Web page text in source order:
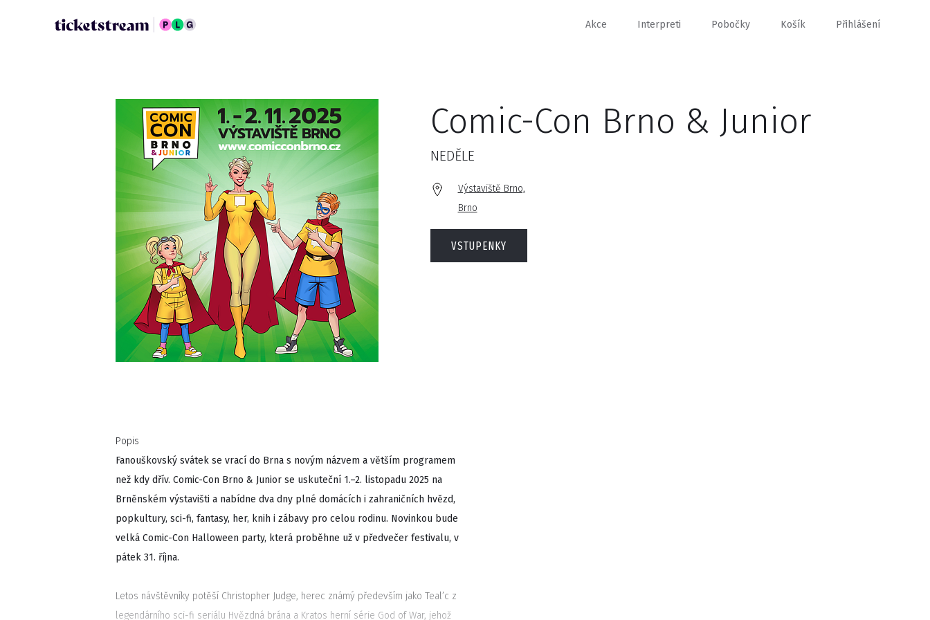
Akce Interpreti Pobočky Košík Přihlášení
Comic-Con Brno & Junior
NEDĚLE
Výstaviště Brno,
Brno
VSTUPENKY
Popis
Fanouškovský svátek se vrací do Brna s novým názvem a větším programem
než kdy dřív. Comic-Con Brno & Junior se uskuteční 1.–2. listopadu 2025 na
Brněnském výstavišti a nabídne dva dny plné domácích i zahraničních hvězd,
popkultury, sci-fi, fantasy, her, knih i zábavy pro celou rodinu. Novinkou bude
velká Comic-Con Halloween party, která proběhne už v předvečer festivalu, v
pátek 31. října.
Letos návštěvníky potěší Christopher Judge, herec známý především jako Teal’c z
legendárního sci-fi seriálu Hvězdná brána a Kratos herní série God of War, jehož